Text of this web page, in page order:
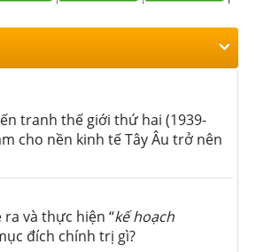
tranh thế giới thứ hai (1939-
cho nền kinh tế Tây Âu trở nên
ra và thực hiện “kế hoạch
đích chính trị gì?